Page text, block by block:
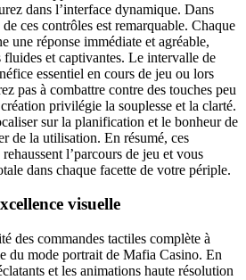
dans l’interface dynamique. Dans
ces contrôles est remarquable. Chaque
une réponse immédiate et agréable,
fluides et captivantes. Le intervalle de
essentiel en cours de jeu ou lors
pas à combattre contre des touches peu
privilégie la souplesse et la clarté.
sur la planification et le bonheur de
de la utilisation. En résumé, ces
l’parcours de jeu et vous
dans chaque facette de votre périple.
visuelle
des commandes tactiles complète à
du mode portrait de Mafia Casino. En
et les animations haute résolution